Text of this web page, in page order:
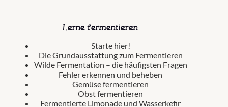
Lerne fermentieren
Starte hier!
Die Grundausstattung zum Fermentieren
Wilde Fermentation – die häufigsten Fragen
Fehler erkennen und beheben
Gemüse fermentieren
Obst fermentieren
Fermentierte Limonade und Wasserkefir